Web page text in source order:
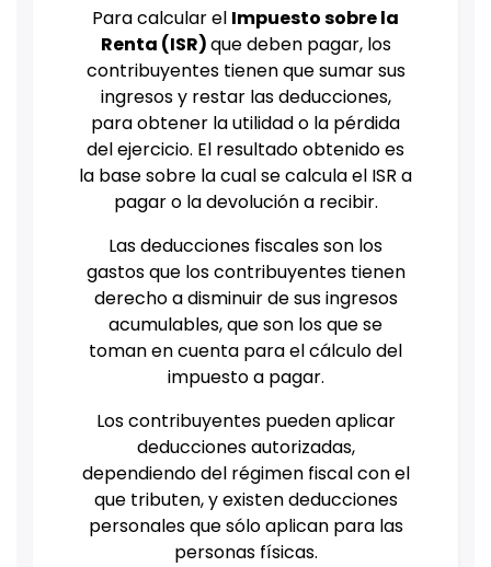
Para calcular el Impuesto sobre la
Renta (ISR)que deben pagar, los
contribuyentes tienen que sumar sus
ingresos y restar las deducciones,
para obtener la utilidad o la pérdida
del ejercicio. El resultado obtenido es
la base sobre la cual se calcula el ISR a
pagar o la devolución a recibir.
Las deducciones fiscales son los
gastos que los contribuyentes tienen
derecho a disminuir de sus ingresos
acumulables, que son los que se
toman en cuenta para el cálculo del
impuesto a pagar.
Los contribuyentes pueden aplicar
deducciones autorizadas,
dependiendo del régimen fiscal con el
que tributen, y existen deducciones
personales que sólo aplican para las
personas físicas.